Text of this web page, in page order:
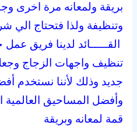
بريقة ولمعانه مرة اخرى
وتنظيفة ولذا فتحتاج الي
القـــــائد لدينا فريق
تنظيف واجهات الزجاج
جديد وذلك لأننا نستخدم
وأفضل المساحيق العالمية
قمة لمعانه وبريقة